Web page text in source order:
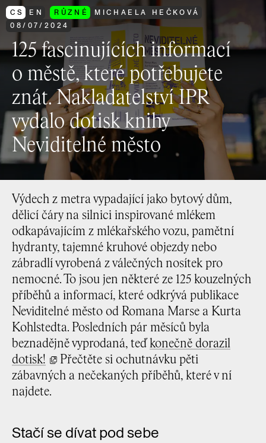
CS EN RŮZNÉ
MICHAELA HEČKOVÁ
08/ 07/ 2024
125 fascinujících informací
o městě, které potřebujete
znát. Nakladatelství IPR
vydalo dotisk knihy
Neviditelné město
Výdech z metra vypadající jako bytový dům,
dělicí čáry na silnici inspirované mlékem
odkapávajícím z mlékařského vozu, pamětní
hydranty, tajemné kruhové objezdy nebo
zábradlí vyrobená z válečných nosítek pro
nemocné. To jsou jen některé ze 125 kouzelných
příběhů a informací, které odkrývá publikace
Neviditelné město od Romana Marse a Kurta
Kohlstedta. Posledních pár měsíců byla
beznadějně vyprodaná, teď konečně dorazil
dotisk!
Přečtěte si ochutnávku pěti
zábavných a nečekaných příběhů, které v ní
najdete.
Stačí se dívat pod sebe